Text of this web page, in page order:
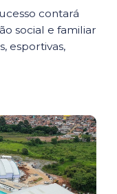
contará
social e familiar
esportivas,